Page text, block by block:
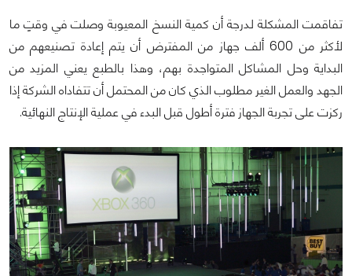
تفاقمت المشكلة لدرجة أن كمية النسخ المعيوبة وصلت في وقتٍ ما
لأكثر من 600 ألف جهاز من المفترض أن يتم إعادة تصنيعهم من
البداية وحل المشاكل المتواجدة بهم، وهذا بالطبع يعني المزيد من
الجهد والعمل الغير مطلوب الذي كان من المحتمل أن تتفاداه الشركة إذا
ركزت على تجربة الجهاز فترة أطول قبل البدء في عملية الإنتاج النهائية.